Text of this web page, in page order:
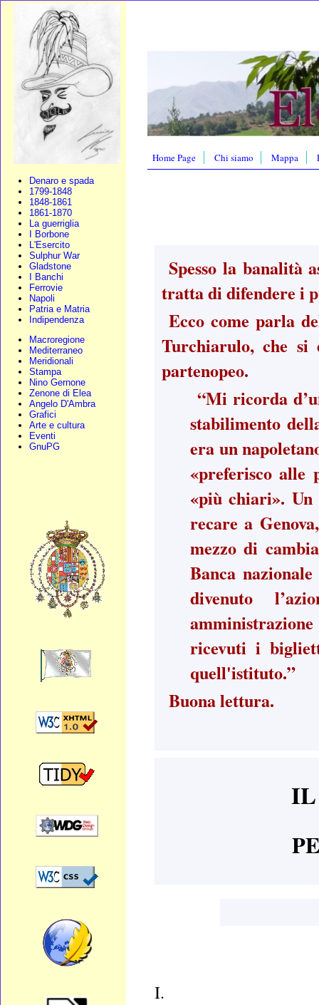
Denaro e spada
1799-1848
1848-1861
1861-1870
La guerriglia
I Borbone
L'Esercito
Sulphur War
Gladstone
I Banchi
Ferrovie
Napoli
Patria e Matria
Indipendenza
Macroregione
Mediterraneo
Meridionali
Stampa
Nino Gernone
Zenone di Elea
Angelo D'Ambra
Grafici
Arte e cultura
Eventi
GnuPG
Home Page Chi siamo Mappa
Spesso la banalità
tratta di difendere i
Ecco come parla
Turchiarulo, che si
partenopeo.
“Mi ricorda
stabilimento
era un
«preferisco alle
«più chiari».
recare a
mezzo di
Banca
divenuto
ricevuti i
quell'istituto.”
Buona lettura.
IL
I.